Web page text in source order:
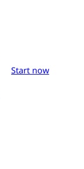
Start now